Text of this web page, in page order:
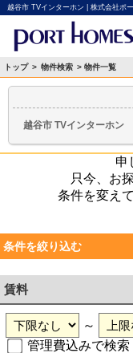
越谷市 TVインターホン | 株式会社ポ
トップ > 物件検索 > 物件一覧
越谷市 TVインターホン
申
只今、お
条件を変え
条件を絞り込む
賃料
～
管理費込みで検索